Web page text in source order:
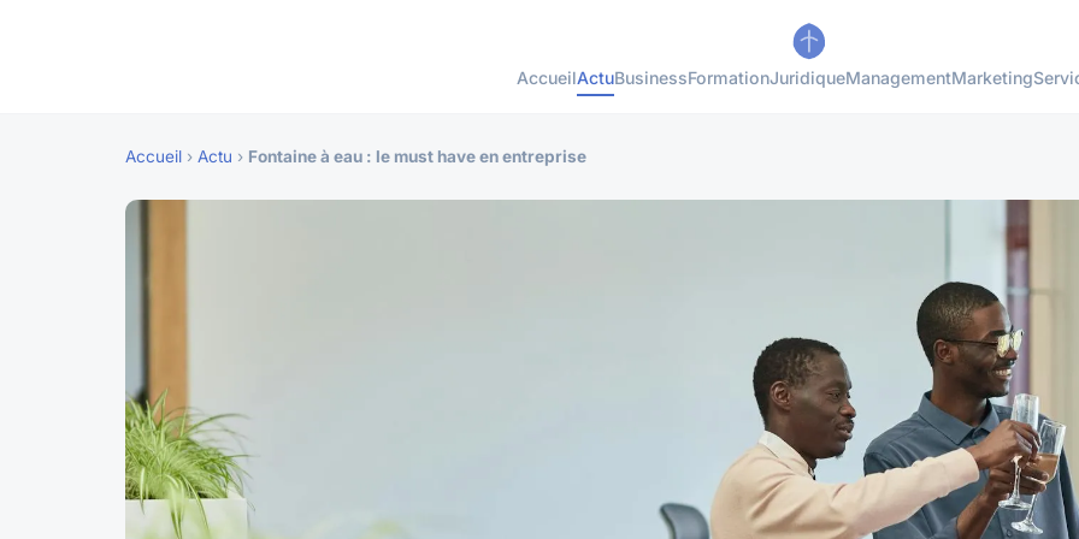
AccueilActuBusinessFormationJuridiqueManagementMarketing
Accueil › Actu › Fontaine à eau : le must have en entreprise